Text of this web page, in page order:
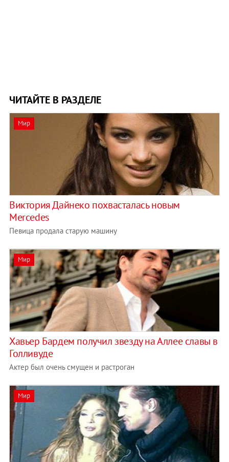
ЧИТАЙТЕ В РАЗДЕЛЕ
Мир
Виктория Дайнеко похвасталась новым
Mercedes
Певица продала старую машину
Мир
Хавьер Бардем получил звезду на Аллее славы в
Голливуде
Актер был очень смущен и растроган
Мир